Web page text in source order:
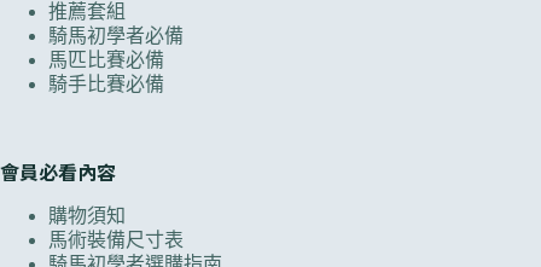
推薦套組
騎馬初學者必備
馬匹比賽必備
騎手比賽必備
會員必看內容
購物須知
馬術裝備尺寸表